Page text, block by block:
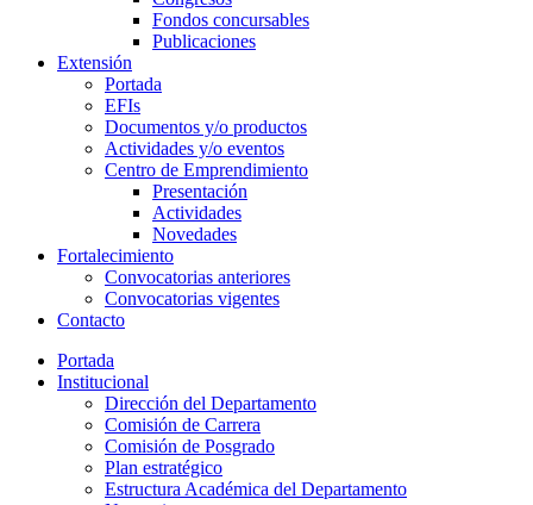
Fondos concursables
Publicaciones
Extensión
Portada
EFIs
Documentos y/o productos
Actividades y/o eventos
Centro de Emprendimiento
Presentación
Actividades
Novedades
Fortalecimiento
Convocatorias anteriores
Convocatorias vigentes
Contacto
Portada
Institucional
Dirección del Departamento
Comisión de Carrera
Comisión de Posgrado
Plan estratégico
Estructura Académica del Departamento